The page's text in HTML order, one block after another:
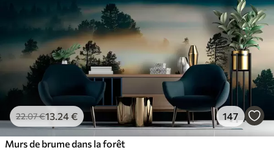
22.07€13 .24€ 147
Murs de brume dans la forêt